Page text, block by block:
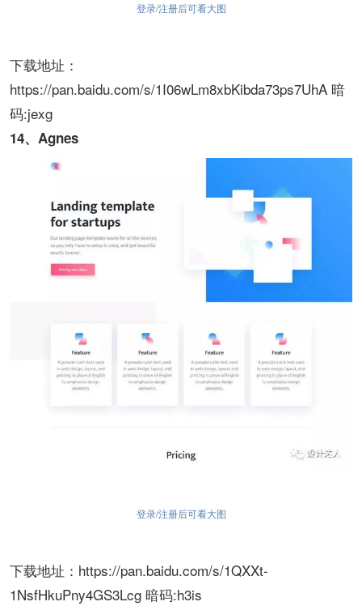
登录/注册后可看大图
下载地址：
https://pan.baidu.com/s/1I06wLm8xbKibda73ps7UhA 暗
码:jexg
14、Agnes
登录/注册后可看大图
下载地址：https://pan.baidu.com/s/1QXXt-
1NsfHkuPny4GS3Lcg 暗码:h3is